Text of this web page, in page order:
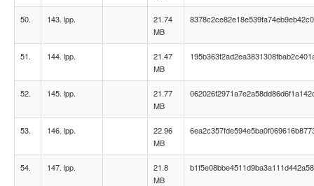
50. 143. lpp.
21.74
MB
51. 144. lpp.
21.47
MB
52. 145. lpp.
21.77
MB
53. 146. lpp.
22.96
MB
54. 147. lpp.
21.8
MB